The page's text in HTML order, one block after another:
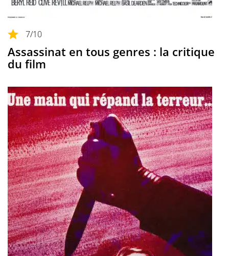
7/10
Assassinat en tous genres : la critique
du film